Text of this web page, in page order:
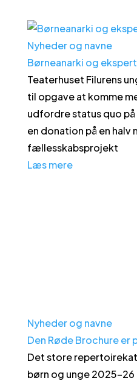
Nyheder og navne
Børneanarki og
Teaterhuset Filurens
til opgave at komme
udfordre status quo
en donation på en halv
fællesskabsprojekt
Læs mere
Nyheder og navne
Den Røde Brochure er
Det store
børn og unge 2025-26